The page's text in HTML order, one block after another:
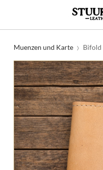
Muenzen und Karte Bifold